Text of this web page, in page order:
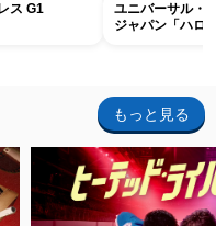
ス G1
ユニバーサル・
ジャパン「ハロ
もっと見る